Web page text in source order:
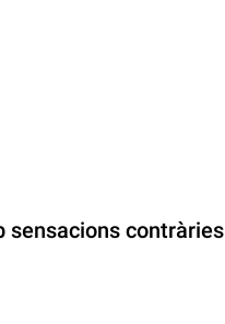
sensacions contràries